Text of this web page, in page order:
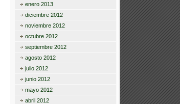
enero 2013
diciembre 2012
noviembre 2012
octubre 2012
septiembre 2012
agosto 2012
julio 2012
junio 2012
mayo 2012
abril 2012